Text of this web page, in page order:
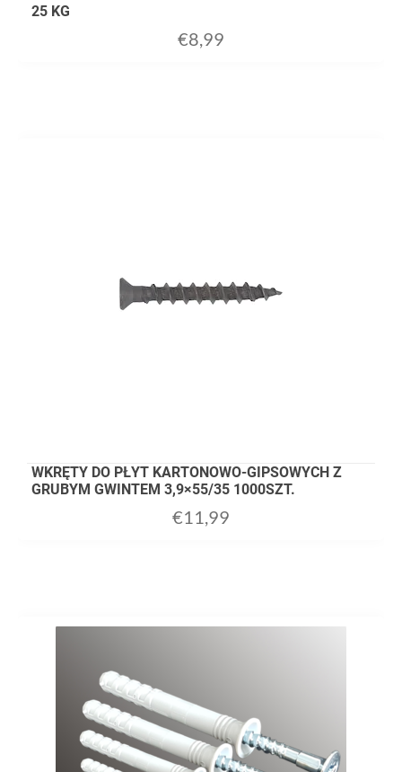
25 KG
€8,99
WKRĘTY DO PŁYT KARTONOWO-GIPSOWYCH Z
GRUBYM GWINTEM 3,9×55/35 1000SZT.
€11,99